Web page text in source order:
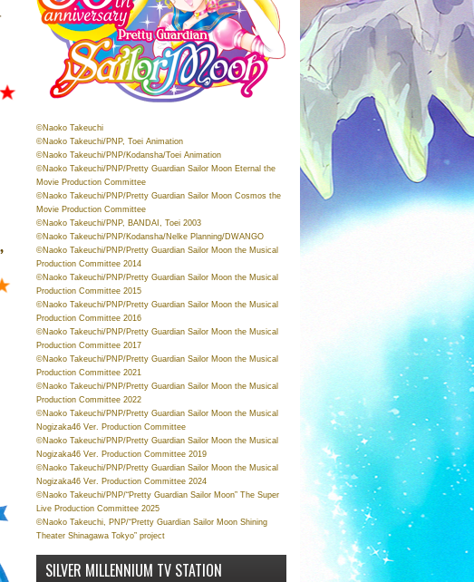
©Naoko Takeuchi
©Naoko Takeuchi/PNP, Toei Animation
©Naoko Takeuchi/PNP/Kodansha/Toei Animation
©Naoko Takeuchi/PNP/Pretty Guardian Sailor Moon Eternal the
Movie Production Committee
©Naoko Takeuchi/PNP/Pretty Guardian Sailor Moon Cosmos the
Movie Production Committee
©Naoko Takeuchi/PNP, BANDAI, Toei 2003
©Naoko Takeuchi/PNP/Kodansha/Nelke Planning/DWANGO
©Naoko Takeuchi/PNP/Pretty Guardian Sailor Moon the Musical
Production Committee 2014
©Naoko Takeuchi/PNP/Pretty Guardian Sailor Moon the Musical
Production Committee 2015
©Naoko Takeuchi/PNP/Pretty Guardian Sailor Moon the Musical
Production Committee 2016
©Naoko Takeuchi/PNP/Pretty Guardian Sailor Moon the Musical
Production Committee 2017
©Naoko Takeuchi/PNP/Pretty Guardian Sailor Moon the Musical
Production Committee 2021
©Naoko Takeuchi/PNP/Pretty Guardian Sailor Moon the Musical
Production Committee 2022
©Naoko Takeuchi/PNP/Pretty Guardian Sailor Moon the Musical
Nogizaka46 Ver. Production Committee
©Naoko Takeuchi/PNP/Pretty Guardian Sailor Moon the Musical
Nogizaka46 Ver. Production Committee 2019
©Naoko Takeuchi/PNP/Pretty Guardian Sailor Moon the Musical
Nogizaka46 Ver. Production Committee 2024
©Naoko Takeuchi/PNP/“Pretty Guardian Sailor Moon” The Super
Live Production Committee 2025
©Naoko Takeuchi, PNP/“Pretty Guardian Sailor Moon Shining
Theater Shinagawa Tokyo” project
SILVER MILLENNIUM TV STATION